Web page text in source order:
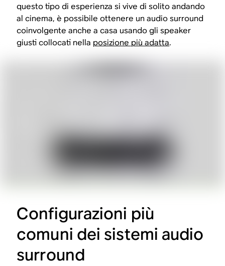
questo tipo di esperienza si vive di solito andando
al cinema, è possibile ottenere un audio surround
coinvolgente anche a casa usando gli speaker
giusti collocati nella posizione più adatta.
Configurazioni più
comuni dei sistemi audio
surround